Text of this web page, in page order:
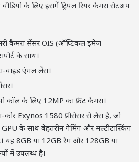
वीडियो के लिए इसमें ट्रिपल रियर कैमरा सेटअप
कैमरा सेंसर OIS (ऑप्टिकल इमेज
के साथ।
वाइड एंगल लेंस।
कॉल के लिए 12MP का फ्रंट कैमरा।
कोर Exynos 1580 प्रोसेसर से लैस है, जो
के साथ बेहतरीन गेमिंग और मल्टीटास्किंग
यह 8GB या 12GB रैम और 128GB या
में उपलब्ध है।